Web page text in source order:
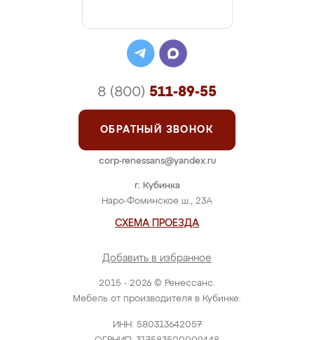
2015 - 2026 © Ренессанс.
Мебель от производителя в Кубинке.
ИНН: 580313642057
г. Кубинка
Наро-Фоминское ш., 23А
СХЕМА ПРОЕЗДА
Добавить в избранное
8 (800) 511-89-55
ОБРАТНЫЙ ЗВОНОК
corp-renessans@yandex.ru